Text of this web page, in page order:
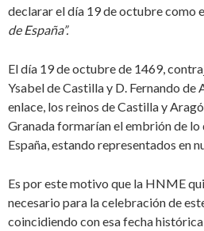
declarar el día 19 de octubre como
de España”.
El día 19 de octubre de 1469,
Ysabel de Castilla y D. Fernando de
enlace, los reinos de Castilla y
Granada formarían el embrión de lo
España, estando representados en
Es por este motivo que la HNME
necesario para la celebración de
coincidiendo con esa fecha